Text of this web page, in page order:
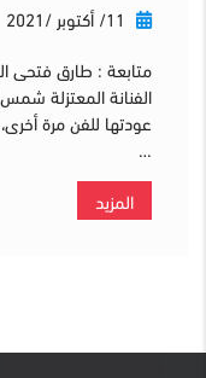
متابعة : طارق فتحى
الفنانة المعتزلة
عودتها للفن مرة
…
المزيد